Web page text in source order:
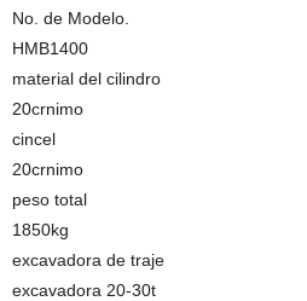
No. de Modelo.
HMB1400
material del cilindro
20crnimo
cincel
20crnimo
peso total
1850kg
excavadora de traje
excavadora 20-30t